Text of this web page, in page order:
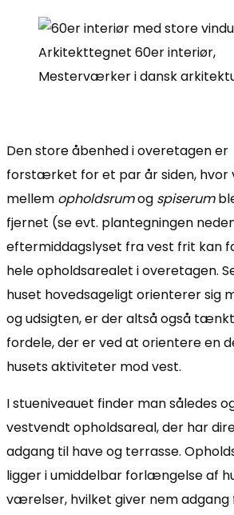
Den store åbenhed i overetagen er
forstærket for et par år siden,
mellem opholdsrumog spiserum
fjernet (se evt. plantegningen
eftermiddagslyset fra vest frit kan
hele opholdsarealet i overetagen.
huset hovedsageligt orienterer sig
og udsigten, er der altså også
fordele, der er ved at orientere en
husets aktiviteter mod vest.
I stueniveauet finder man således
vestvendt opholdsareal, der har
adgang til have og terrasse.
ligger i umiddelbar forlængelse af
værelser, hvilket giver nem adgang